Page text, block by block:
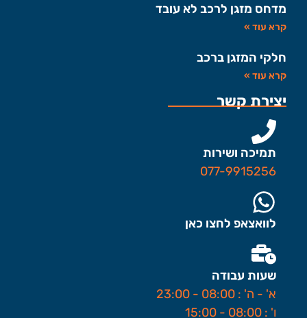
מדחס מזגן לרכב לא עובד
קרא עוד »
חלקי המזגן ברכב
קרא עוד »
יצירת קשר
תמיכה ושירות
077-9915256
לוואצאפ לחצו כאן
שעות עבודה
א' - ה' : 08:00 - 23:00
ו' : 08:00 - 15:00